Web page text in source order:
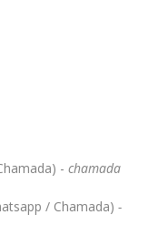
- chamada
/ Chamada) -